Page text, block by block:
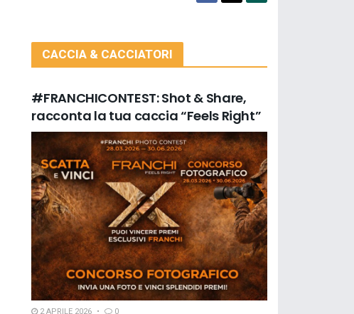
CACCIA & CACCIATORI
#FRANCHICONTEST: Shot & Share,
racconta la tua caccia “Feels Right”
2 APRILE 2026 0